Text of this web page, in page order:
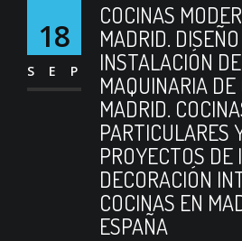
18
SEP
COCINAS
MADRID.
INSTALACIÓN
MAQUINARIA DE
MADRID.
PARTICULARES
PROYECTOS DE
DECORACIÓN
COCINAS EN
ESPAÑA